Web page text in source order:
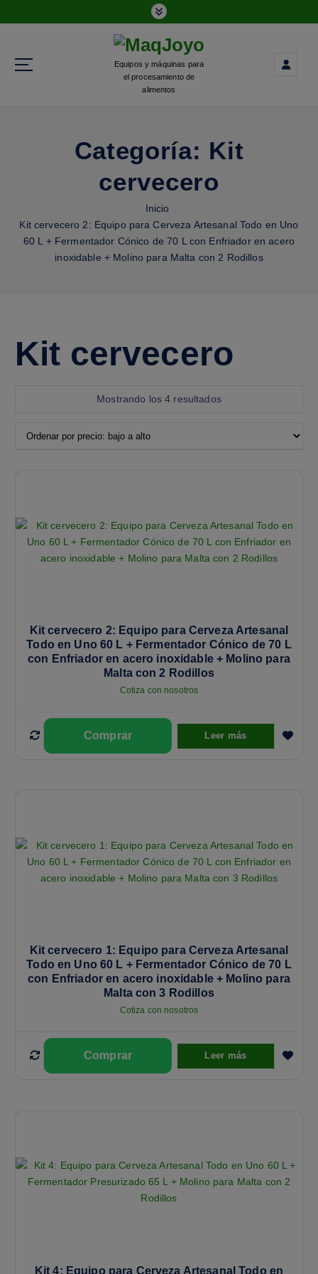
Equipos y máquinas para
el procesamiento de
alimentos
Categoría: Kit
cervecero
Inicio
Kit cervecero 2: Equipo para Cerveza Artesanal Todo en Uno
60 L + Fermentador Cónico de 70 L con Enfriador en acero
inoxidable + Molino para Malta con 2 Rodillos
Kit cervecero
Mostrando los 4 resultados
Kit cervecero 2: Equipo para Cerveza Artesanal
Todo en Uno 60 L + Fermentador Cónico de 70 L
con Enfriador en acero inoxidable + Molino para
Malta con 2 Rodillos
Cotiza con nosotros
Leer más
Kit cervecero 1: Equipo para Cerveza Artesanal
Todo en Uno 60 L + Fermentador Cónico de 70 L
con Enfriador en acero inoxidable + Molino para
Malta con 3 Rodillos
Cotiza con nosotros
Leer más
Kit 4: Equipo para Cerveza Artesanal Todo en